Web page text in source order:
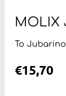
MOLIX
Το Jubarino
€15,70